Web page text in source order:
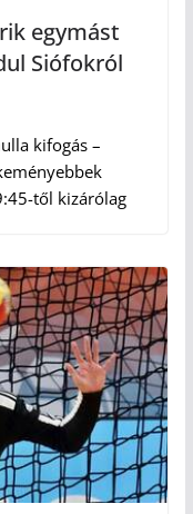
egymást
Siófokról
kifogás –
től kizárólag